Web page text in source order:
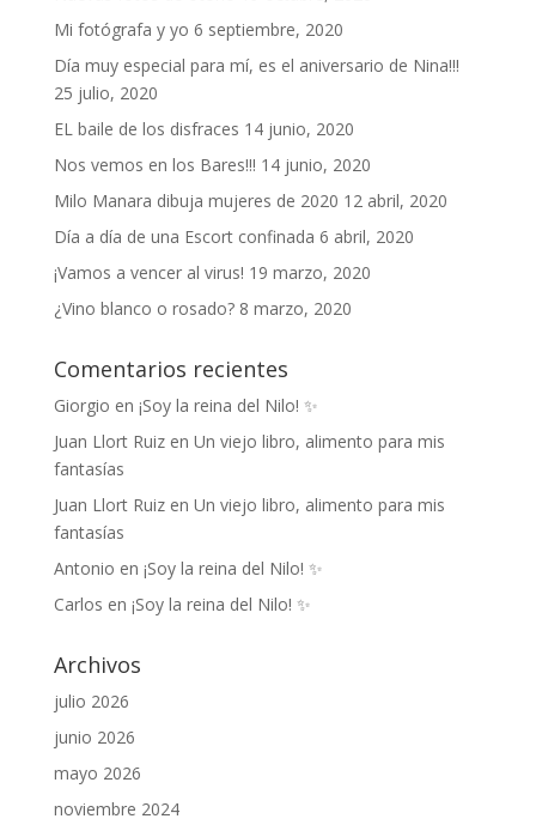
Mi fotógrafa y yo 6 septiembre, 2020
Día muy especial para mí, es el aniversario de Nina!!!
25 julio, 2020
EL baile de los disfraces 14 junio, 2020
Nos vemos en los Bares!!! 14 junio, 2020
Milo Manara dibuja mujeres de 2020 12 abril, 2020
Día a día de una Escort confinada 6 abril, 2020
¡Vamos a vencer al virus! 19 marzo, 2020
¿Vino blanco o rosado? 8 marzo, 2020
Comentarios recientes
Giorgio en ¡Soy la reina del Nilo! ✨
Juan Llort Ruizen Un viejo libro, alimento para mis
fantasías
Juan Llort Ruizen Un viejo libro, alimento para mis
fantasías
Antonio en ¡Soy la reina del Nilo! ✨
Carlos en ¡Soy la reina del Nilo! ✨
Archivos
julio 2026
junio 2026
mayo 2026
noviembre 2024